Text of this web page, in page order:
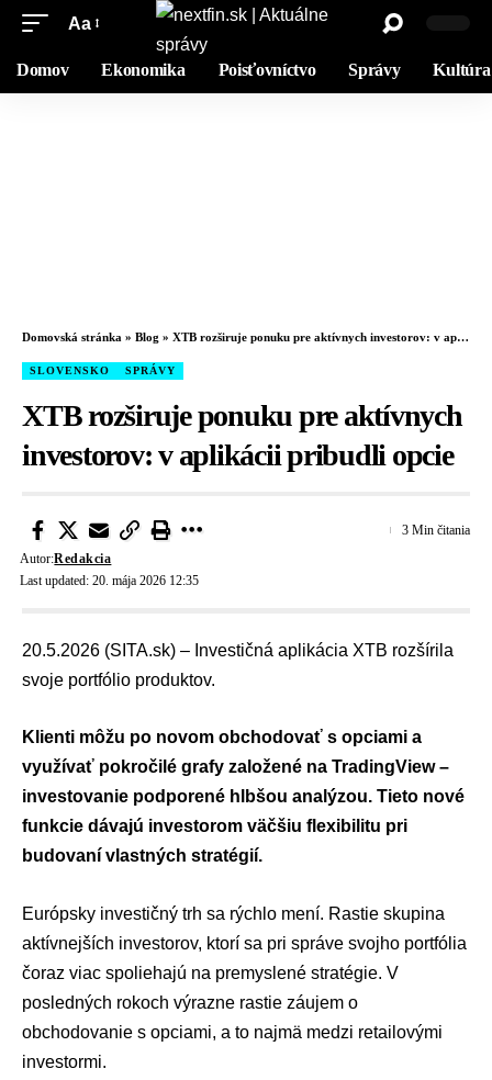
Aa
Domov Ekonomika Poisťovníctvo Správy Kultúra
Domovská stránka » Blog » XTB rozširuje ponuku pre aktívnych investorov: v aplikácii pribudli opcie
SLOVENSKO SPRÁVY
XTB rozširuje ponuku pre aktívnych
investorov: v aplikácii pribudli opcie
Last updated: 20. mája 2026 12:35
Autor:Redakcia
3 Min čitania
20.5.2026 (SITA.sk) – Investičná aplikácia XTB rozšírila
svoje portfólio produktov.
Klienti môžu po novom obchodovať s opciami a
využívať pokročilé grafy založené na TradingView –
investovanie podporené hlbšou analýzou. Tieto nové
funkcie dávajú investorom väčšiu flexibilitu pri
budovaní vlastných stratégií.
Európsky investičný trh sa rýchlo mení. Rastie skupina
aktívnejších investorov, ktorí sa pri správe svojho portfólia
čoraz viac spoliehajú na premyslené stratégie. V
posledných rokoch výrazne rastie záujem o
obchodovanie s opciami, a to najmä medzi retailovými
investormi.